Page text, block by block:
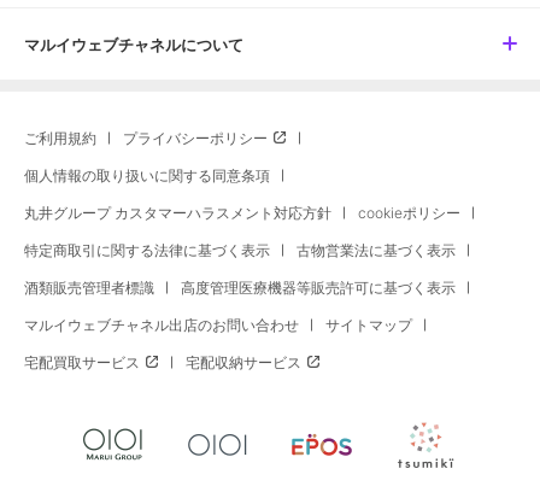
マルイウェブチャネルについて
ご利用規約 プライバシーポリシー
個人情報の取り扱いに関する同意条項
丸井グループ カスタマーハラスメント対応方針 cookieポリシー
特定商取引に関する法律に基づく表示 古物営業法に基づく表示
酒類販売管理者標識 高度管理医療機器等販売許可に基づく表示
マルイウェブチャネル出店のお問い合わせ サイトマップ
宅配買取サービス 宅配収納サービス